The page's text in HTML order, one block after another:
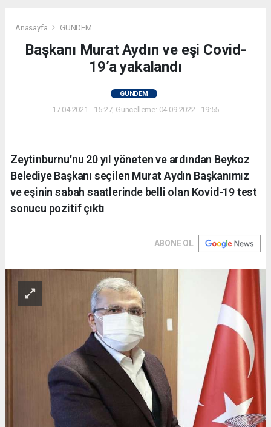
Anasayfa GÜNDEM
Başkanı Murat Aydın ve eşi Covid-
19’a yakalandı
GÜNDEM
17.04.2021 - 15:27, Güncelleme: 04.09.2022 - 19:55
Zeytinburnu'nu 20 yıl yöneten ve ardından Beykoz
Belediye Başkanı seçilen Murat Aydın Başkanımız
ve eşinin sabah saatlerinde belli olan Kovid-19 test
sonucu pozitif çıktı
ABONE OL